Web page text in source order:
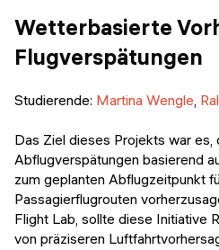
Wetterbasierte
Flugverspätungen
Studierende: Martina Wengle
Das Ziel dieses Projekts war
Abflugverspätungen basierend
zum geplanten Abflugzeitpunkt
Passagierflugrouten
Flight Lab, sollte diese Initiative
von präziseren